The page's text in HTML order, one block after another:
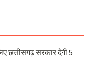
छत्तीसगढ़ सरकार देगी 5